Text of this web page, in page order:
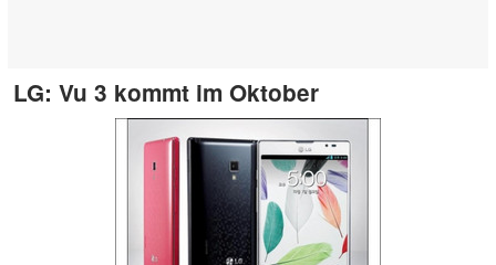
LG: Vu 3 kommt im Oktober